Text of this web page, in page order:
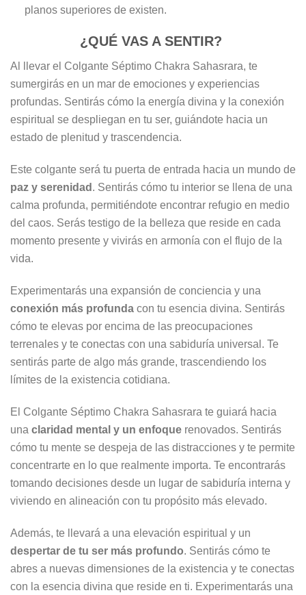
planos superiores de existen.
¿QUÉ VAS A SENTIR?
Al llevar el Colgante Séptimo Chakra Sahasrara, te
sumergirás en un mar de emociones y experiencias
profundas. Sentirás cómo la energía divina y la conexión
espiritual se despliegan en tu ser, guiándote hacia un
estado de plenitud y trascendencia.
Este colgante será tu puerta de entrada hacia un mundo de
paz y serenidad. Sentirás cómo tu interior se llena de una
calma profunda, permitiéndote encontrar refugio en medio
del caos. Serás testigo de la belleza que reside en cada
momento presente y vivirás en armonía con el flujo de la
vida.
Experimentarás una expansión de conciencia y una
conexión más profunda con tu esencia divina. Sentirás
cómo te elevas por encima de las preocupaciones
terrenales y te conectas con una sabiduría universal. Te
sentirás parte de algo más grande, trascendiendo los
límites de la existencia cotidiana.
El Colgante Séptimo Chakra Sahasrara te guiará hacia
una claridad mental y un enfoque renovados. Sentirás
cómo tu mente se despeja de las distracciones y te permite
concentrarte en lo que realmente importa. Te encontrarás
tomando decisiones desde un lugar de sabiduría interna y
viviendo en alineación con tu propósito más elevado.
Además, te llevará a una elevación espiritual y un
despertar de tu ser más profundo. Sentirás cómo te
abres a nuevas dimensiones de la existencia y te conectas
con la esencia divina que reside en ti. Experimentarás una